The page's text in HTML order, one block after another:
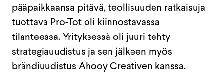
pääpaikkaansa pitävä, teollisuuden ratkaisuja
tuottava Pro-Tot oli kiinnostavassa
tilanteessa. Yrityksessä oli juuri tehty
strategiauudistus ja sen jälkeen myös
brändiuudistus Ahooy Creativen kanssa.